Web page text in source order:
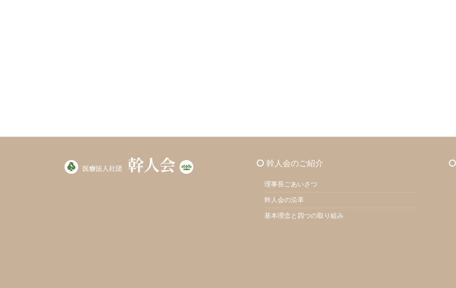
幹人会のご紹介
理事長ごあいさつ
幹人会の沿革
基本理念と四つの取り組み